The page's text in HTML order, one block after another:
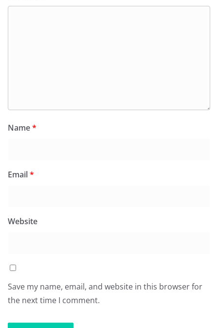
Name*
Email*
Website
Save my name, email, and website in this browser for
the next time I comment.